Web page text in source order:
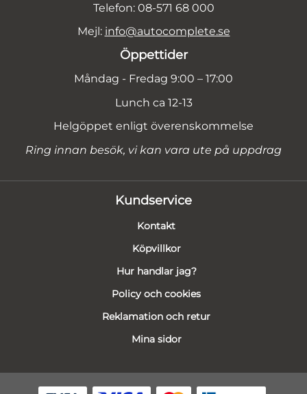
Telefon: 08-571 68 000
Mejl: info@autocomplete.se
Öppettider
Måndag - Fredag 9:00 – 17:00
Lunch ca 12-13
Helgöppet enligt överenskommelse
Ring innan besök, vi kan vara ute på uppdrag
Kundservice
Kontakt
Köpvillkor
Hur handlar jag?
Policy och cookies
Reklamation och retur
Mina sidor